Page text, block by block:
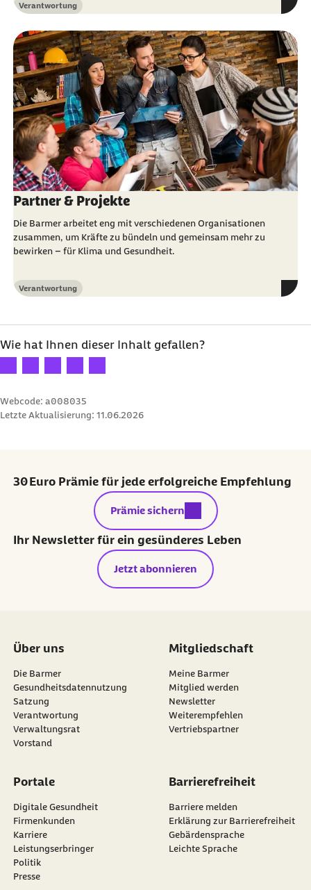
Kategorie
Verantwortung
Partner & Projekte
Die Barmer arbeitet eng mit verschiedenen Organisationen
zusammen, um Kräfte zu bündeln und gemeinsam mehr zu
bewirken – für Klima und Gesundheit.
Kategorie
Verantwortung
Wie hat Ihnen dieser Inhalt gefallen?
Ihre Bewertung: 1 Stern
Ihre Bewertung: 2 Sterne
Ihre Bewertung: 3 Sterne
Ihre Bewertung: 4 Sterne
Ihre Bewertung: 5 Sterne
Webcode: a008035
Letzte Aktualisierung: 11.06.2026
30 Euro Prämie für jede erfolgreiche Empfehlung
externer Link:
Prämie sichern
Ihr Newsletter für ein gesünderes Leben
Jetzt abonnieren
Über uns
Die Barmer
Gesundheitsdatennutzung
Satzung
Verantwortung
Verwaltungsrat
Vorstand
Mitgliedschaft
Meine Barmer
Mitglied werden
Newsletter
externer Link:
Weiterempfehlen
Vertriebspartner
Portale
Digitale Gesundheit
Firmenkunden
Karriere
Leistungserbringer
Politik
Presse
Barrierefreiheit
Barriere melden
Erklärung zur Barrierefreiheit
Gebärdensprache
Leichte Sprache